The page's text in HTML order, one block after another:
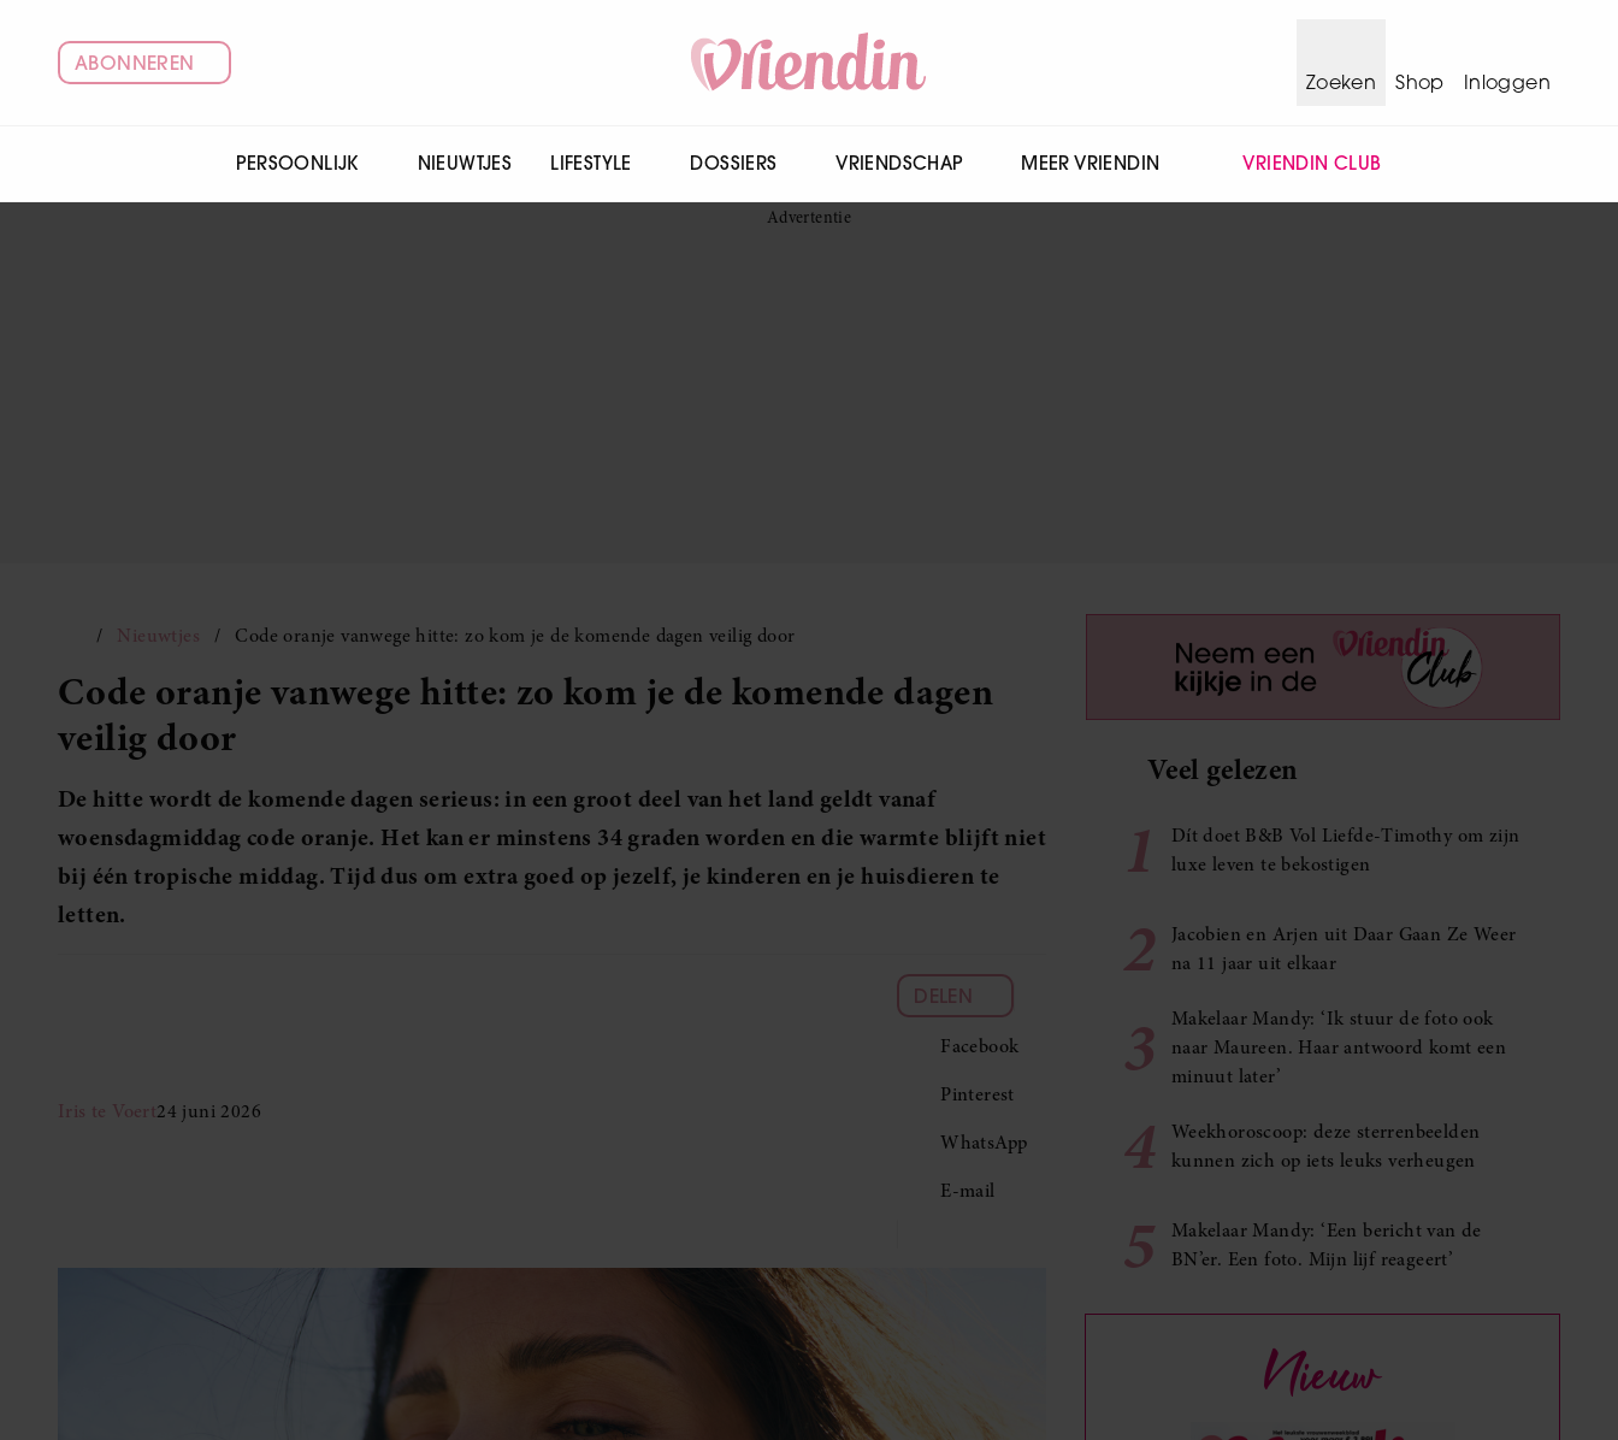
ABONNEREN
Zoeken
Shop Inloggen
PERSOONLIJK NIEUWTJES LIFESTYLE DOSSIERS VRIENDSCHAP MEER VRIENDIN VRIENDIN CLUB
Nieuwtjes Code oranje vanwege hitte: zo kom je de komende dagen veilig door
Code oranje vanwege hitte: zo kom je de komende dagen
veilig door
De hitte wordt de komende dagen serieus: in een groot deel van het land geldt vanaf
woensdagmiddag code oranje. Het kan er minstens 34 graden worden en die warmte blijft niet
bij één tropische middag. Tijd dus om extra goed op jezelf, je kinderen en je huisdieren te
letten.
Iris te Voert24 juni 2026
DELEN
Facebook
Pinterest
WhatsApp
E-mail
Veel gelezen
1
Dít doet B&B Vol Liefde-Timothy om zijn
luxe leven te bekostigen
2
Jacobien en Arjen uit Daar Gaan Ze Weer
na 11 jaar uit elkaar
3
Makelaar Mandy: ‘Ik stuur de foto ook
naar Maureen. Haar antwoord komt een
minuut later’
4
Weekhoroscoop: deze sterrenbeelden
kunnen zich op iets leuks verheugen
5
Makelaar Mandy: ‘Een bericht van de
BN’er. Een foto. Mijn lijf reageert’
Nieuw